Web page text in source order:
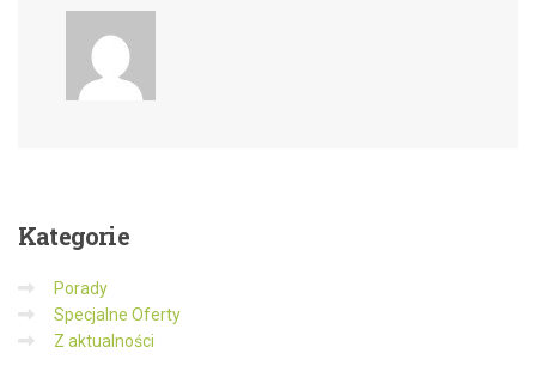
Kategorie
Porady
Specjalne Oferty
Z aktualności